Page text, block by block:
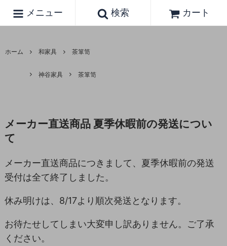
メニュー 検索 カート
ホーム 和家具 茶箪笥
神谷家具 茶箪笥
メーカー直送商品 夏季休暇前の発送につい
て
メーカー直送商品につきまして、夏季休暇前の発送
受付は全て終了しました。
休み明けは、8/17より順次発送となります。
お待たせしてしまい大変申し訳ありません。ご了承
ください。